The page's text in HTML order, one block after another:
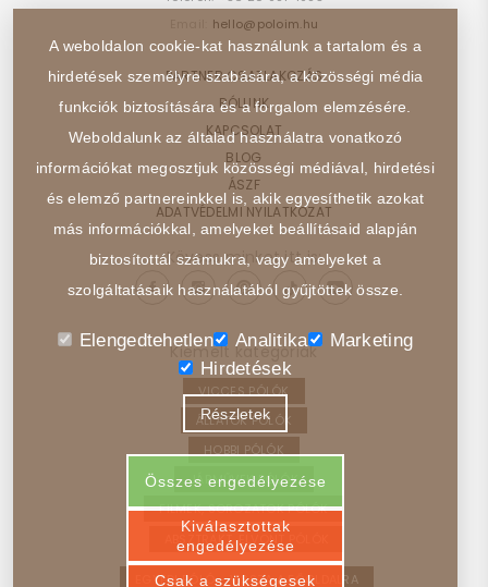
hello@poloim.hu
PARTNER CSATLAKOZÁS
RÓLUNK
KAPCSOLAT
BLOG
ÁSZF
ADATVÉDELMI NYILATKOZAT
Kövess minket itt is:
Kiemelt kategóriák
VICCES PÓLÓK
ÁLLATOK PÓLÓK
HOBBI PÓLÓK
JÁRMŰVEK PÓLÓK
FILMEK, SOROZATOK PÓLÓK
ABSZTRAKT, ELVONT PÓLÓK
EGYEDI PÓLÓ – VISSZA A FŐOLDALRA
A weboldalon cookie-kat használunk a tartalom és a
hirdetések személyre szabására, a közösségi média
funkciók biztosítására és a forgalom elemzésére.
Weboldalunk az általad használatra vonatkozó
információkat megosztjuk közösségi médiával, hirdetési
és elemző partnereinkkel is, akik egyesíthetik azokat
más információkkal, amelyeket beállításaid alapján
biztosítottál számukra, vagy amelyeket a
szolgáltatásaik használatából gyűjtöttek össze.
Elengedtehetlen Analitika
Marketing
Hirdetések
Részletek
Összes engedélyezése
Kiválasztottak
engedélyezése
Csak a szükségesek